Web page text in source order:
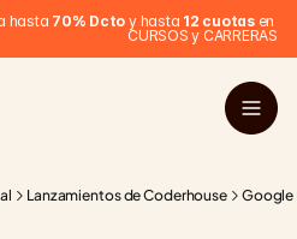
hasta 70% Dcto y hasta 12 cuotas en
CURSOS y CARRERAS
Lanzamientos de Coderhouse Google